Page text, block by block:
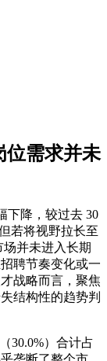
位需求并未
下降，较过去 30
若将视野拉长至
并未进入长期
聘节奏变化或一
战略而言，聚焦
结构性的趋势判
30.0%）合计占